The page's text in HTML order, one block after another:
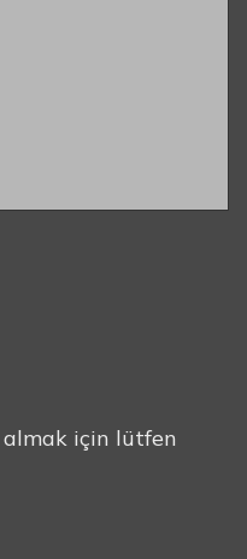
almak için lütfen